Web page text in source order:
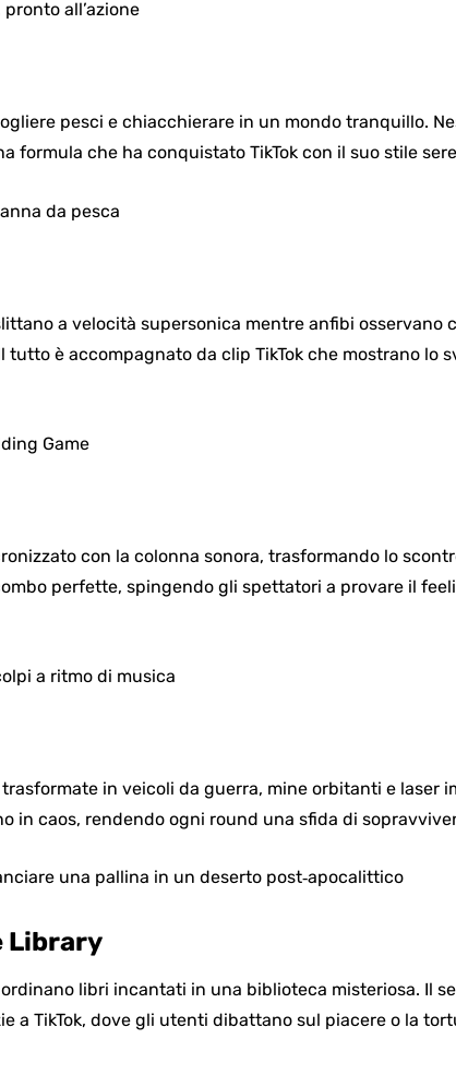
pesci e chiacchierare in un mondo tranquillo.
formula che ha conquistato TikTok con il suo stile
a velocità supersonica mentre anfibi osservano
è accompagnato da clip TikTok che mostrano lo
con la colonna sonora, trasformando lo
perfette, spingendo gli spettatori a provare il
in veicoli da guerra, mine orbitanti e laser
in caos, rendendo ogni round una sfida di
Library
libri incantati in una biblioteca misteriosa. Il
a TikTok, dove gli utenti dibattano sul piacere o la